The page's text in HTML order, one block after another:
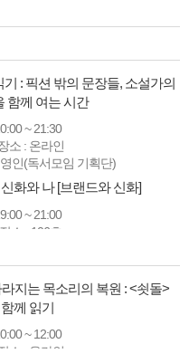
: 픽션 밖의 문장들, 소설가의
함께 여는 시간
~ 21:30
소 : 온라인
인(독서모임 기획단)
화와 나 [브랜드와 신화]
~ 21:00
장소 : 106호
지는 목소리의 복원 : <쇳돌>
함께 읽기
~ 12:00
소 : 온라인